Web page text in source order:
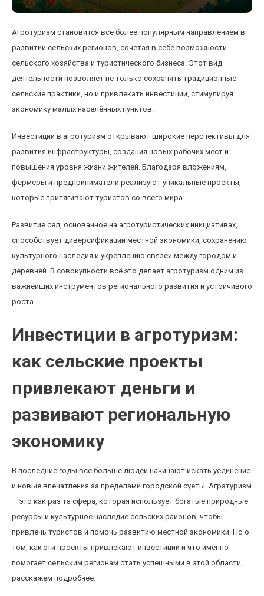
Агротуризм становится всё более популярным направлением в
развитии сельских регионов, сочетая в себе возможности
сельского хозяйства и туристического бизнеса. Этот вид
деятельности позволяет не только сохранять традиционные
сельские практики, но и привлекать инвестиции, стимулируя
экономику малых населённых пунктов.
Инвестиции в агротуризм открывают широкие перспективы для
развития инфраструктуры, создания новых рабочих мест и
повышения уровня жизни жителей. Благодаря вложениям,
фермеры и предприниматели реализуют уникальные проекты,
которые притягивают туристов со всего мира.
Развитие сел, основанное на агротуристических инициативах,
способствует диверсификации местной экономики, сохранению
культурного наследия и укреплению связей между городом и
деревней. В совокупности всё это делает агротуризм одним из
важнейших инструментов регионального развития и устойчивого
роста.
Инвестиции в агротуризм:
как сельские проекты
привлекают деньги и
развивают региональную
экономику
В последние годы всё больше людей начинают искать уединение
и новые впечатления за пределами городской суеты. Агратуризм
— это как раз та сфера, которая использует богатые природные
ресурсы и культурное наследие сельских районов, чтобы
привлечь туристов и помочь развитию местной экономики. Но о
том, как эти проекты привлекают инвестиции и что именно
помогает сельским регионам стать успешными в этой области,
расскажем подробнее.